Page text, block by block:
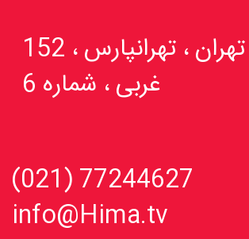
تهران ، تهرانپارس ، 152
غربی ، شماره 6
77244627 (021)
info@Hima.tv